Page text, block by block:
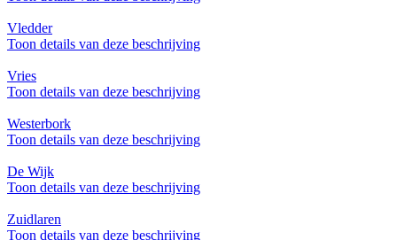
Vledder
Toon details van deze beschrijving
Vries
Toon details van deze beschrijving
Westerbork
Toon details van deze beschrijving
De Wijk
Toon details van deze beschrijving
Zuidlaren
Toon details van deze beschrijving